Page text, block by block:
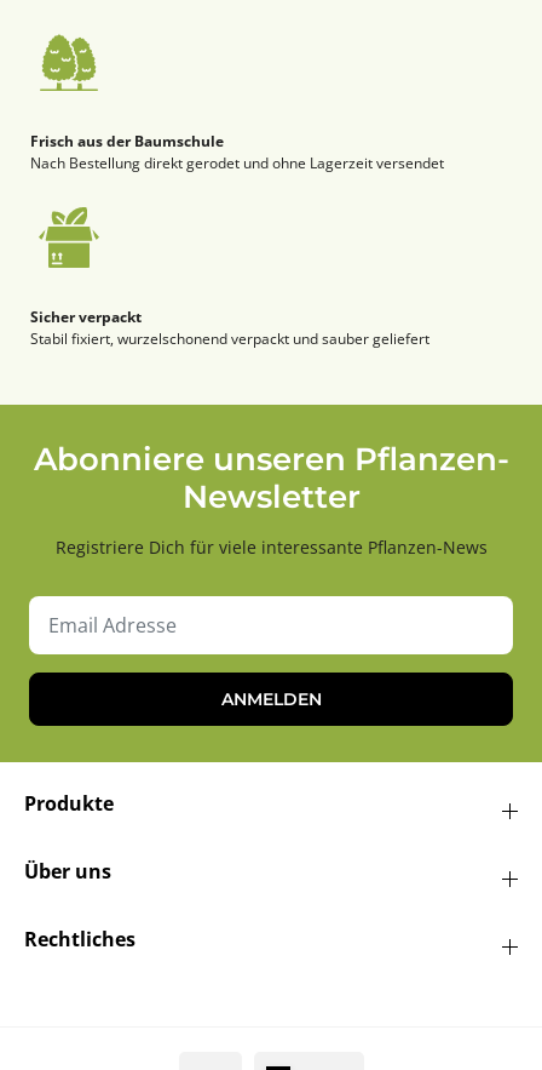
Frisch aus der Baumschule
Nach Bestellung direkt gerodet und ohne Lagerzeit versendet
Sicher verpackt
Stabil fixiert, wurzelschonend verpackt und sauber geliefert
Abonniere unseren Pflanzen-
Newsletter
Registriere Dich für viele interessante Pflanzen-News
ANMELDEN
Produkte
Über uns
Rechtliches